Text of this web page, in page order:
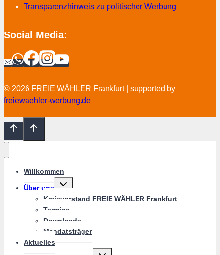
Transparenzhinweis zu politischer Werbung
Social Media:
© 2026 FREIE WÄHLER Frankfurt | supported by
freiewaehler-werbung.de
Willkommen
Über uns
Untermenü
umschalten
Kreisvorstand FREIE WÄHLER Frankfurt
Termine
Downloads
Mandatsträger
Aktuelles
Untermenü